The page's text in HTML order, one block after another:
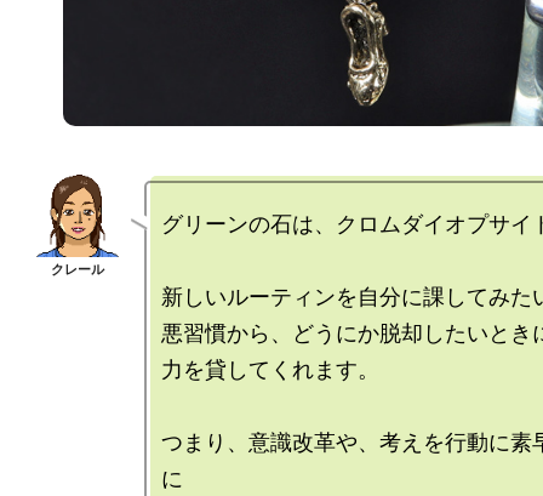
グリーンの石は、クロムダイオプサイ
新しいルーティンを自分に課してみた
悪習慣から、どうにか脱却したいとき
力を貸してくれます。
つまり、意識改革や、考えを行動に素
に